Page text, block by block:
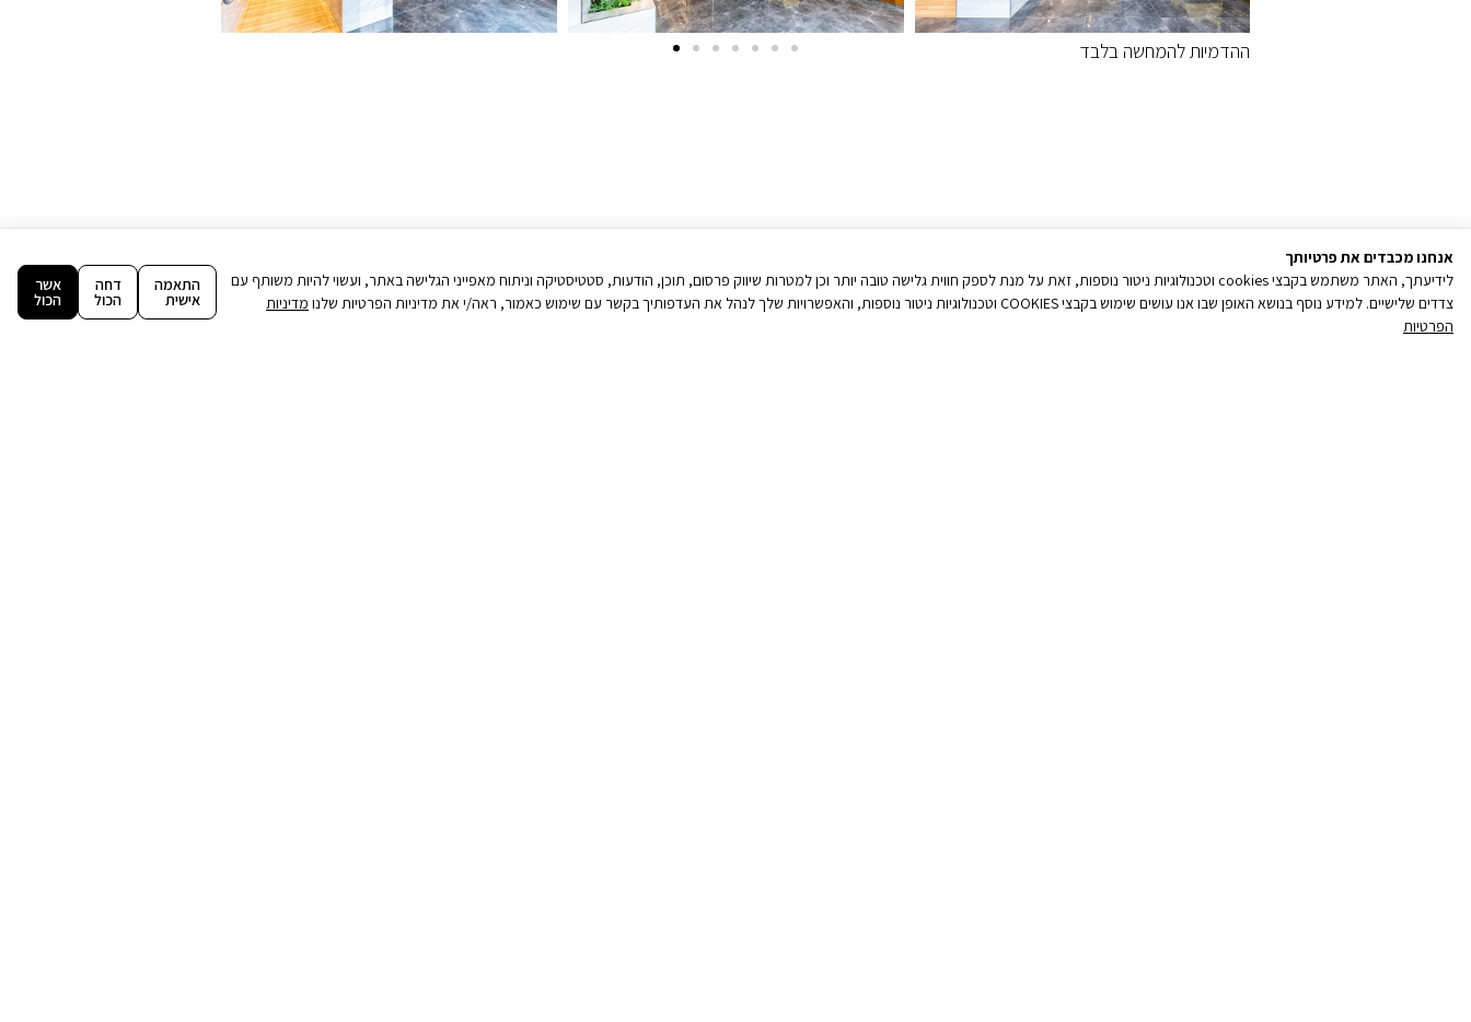
ההדמיות להמחשה בלבד
אנחנו מכבדים את פרטיותך
לידיעתך, האתר משתמש בקבצי cookies וטכנולוגיות ניטור נוספות, זאת על מנת לספק חווית גלישה טובה יותר וכן למטרות שיווק פרסום, תוכן, הודעות, סטטיסטיקה וניתוח מאפייני הגלישה באתר, ועשוי להיות משותף עם
צדדים שלישיים. למידע נוסף בנושא האופן שבו אנו עושים שימוש בקבצי COOKIES וטכנולוגיות ניטור נוספות, והאפשרויות שלך לנהל את העדפותיך בקשר עם שימוש כאמור, ראה/י את מדיניות הפרטיות שלנו
מדיניות
הפרטיות
התאמה
אישית
דחה
הכול
אשר
הכול